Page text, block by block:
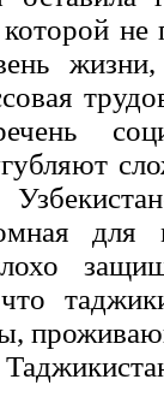
жизни,
для